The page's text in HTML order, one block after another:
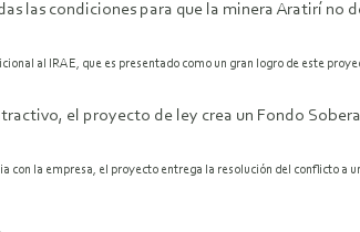
las condiciones para que la minera Aratirí no
al IRAE, que es presentado como un gran logro de este
el proyecto de ley crea un Fondo
con la empresa, el proyecto entrega la resolución del conflicto a